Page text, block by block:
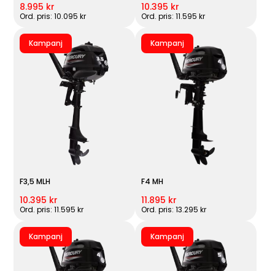
8.995 kr
Ord. pris: 10.095 kr
10.395 kr
Ord. pris: 11.595 kr
Kampanj
F3,5 MLH
10.395 kr
Ord. pris: 11.595 kr
Kampanj
F4 MH
11.895 kr
Ord. pris: 13.295 kr
Kampanj Kampanj